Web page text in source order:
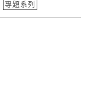
專題系列